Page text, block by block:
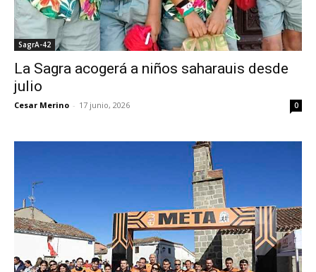
SagrA-42
La Sagra acogerá a niños saharauis desde
julio
Cesar Merino - 17 junio, 2026 0